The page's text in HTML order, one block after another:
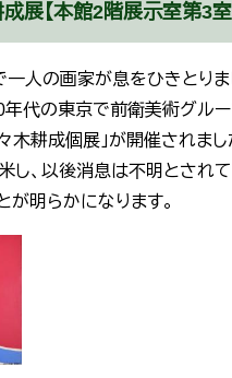
展【本館2階展示室第3室
人の画家が息をひきとりま
年代の東京で前衛美術グルー
木耕成個展」が開催されま
し、以後消息は不明とされ
明らかになります。